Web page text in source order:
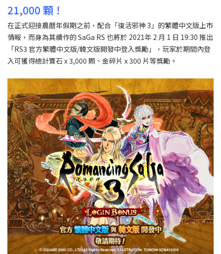
21,000 顆！
在正式迎接農曆年假期之前，配合「復活邪神 3」的繁體中文版上市
情報，而身為其續作的 SaGa RS 也將於 2021年 2 月 1 日 19:30 推出
「RS3 官方繁體中文版/韓文版開發中登入獎勵」，玩家於期間內登
入可獲得總計寶石 x 3,000 顆、金碎片 x 300 片等獎勵。